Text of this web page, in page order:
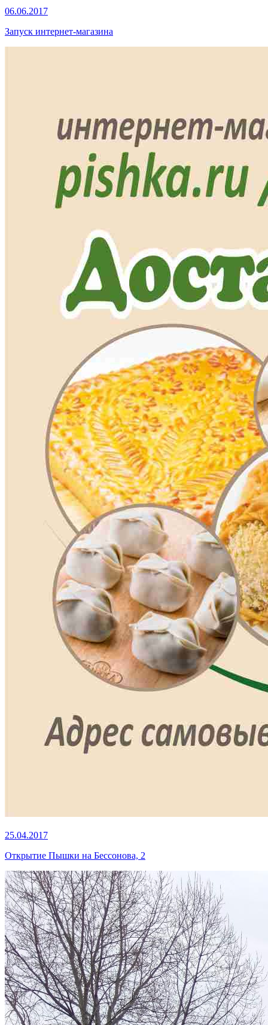
06.06.2017
Запуск интернет-магазина
25.04.2017
Открытие Пышки на Бессонова, 2